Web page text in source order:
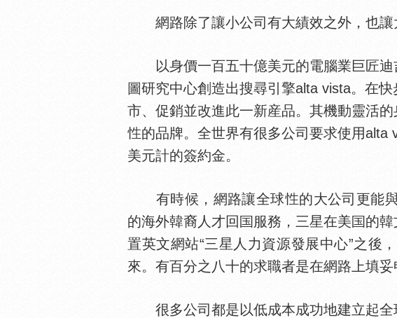
網路除了讓小公司有大績效之外，也讓
以身價一百五十億美元的電腦業巨匠迪
圖研究中心創造出搜尋引擎alta vista。在
市、促銷並改進此一新産品。其機動靈活
的品牌。全世界有很多公司要求使用
美元計的簽約金。
有時候，網路讓全球 的大公司更能
的海外韓裔人才回
服務，三星在美
的
置英文網站“三星人力資源發展中心”之後
來。有百分之八十的求職者是在網路上填
很多公司都是以低成本成功地建立起全